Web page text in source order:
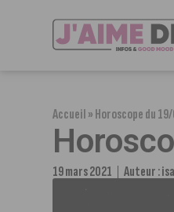
Accueil»Horoscope du
19 mars 2021 Auteur :